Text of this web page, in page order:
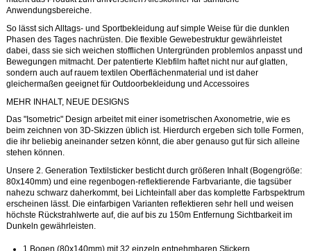
Anwendungsbereiche.
So lässt sich Alltags- und Sportbekleidung auf simple Weise für die dunklen
Phasen des Tages nachrüsten. Die flexible Gewebestruktur gewährleistet
dabei, dass sie sich weichen stofflichen Untergründen problemlos anpasst und
Bewegungen mitmacht. Der patentierte Klebfilm haftet nicht nur auf glatten,
sondern auch auf rauem textilen Oberflächenmaterial und ist daher
gleichermaßen geeignet für Outdoorbekleidung und Accessoires
MEHR INHALT, NEUE DESIGNS
Das "Isometric" Design arbeitet mit einer isometrischen Axonometrie, wie es
beim zeichnen von 3D-Skizzen üblich ist. Hierdurch ergeben sich tolle Formen,
die ihr beliebig aneinander setzen könnt, die aber genauso gut für sich alleine
stehen können.
Unsere 2. Generation Textilsticker besticht durch größeren Inhalt (Bogengröße:
80x140mm) und eine regenbogen-reflektierende Farbvariante, die tagsüber
nahezu schwarz daherkommt, bei Lichteinfall aber das komplette Farbspektrum
erscheinen lässt. Die einfarbigen Varianten reflektieren sehr hell und weisen
höchste Rückstrahlwerte auf, die auf bis zu 150m Entfernung Sichtbarkeit im
Dunkeln gewährleisten.
1 Bogen (80x140mm) mit 32 einzeln entnehmbaren Stickern